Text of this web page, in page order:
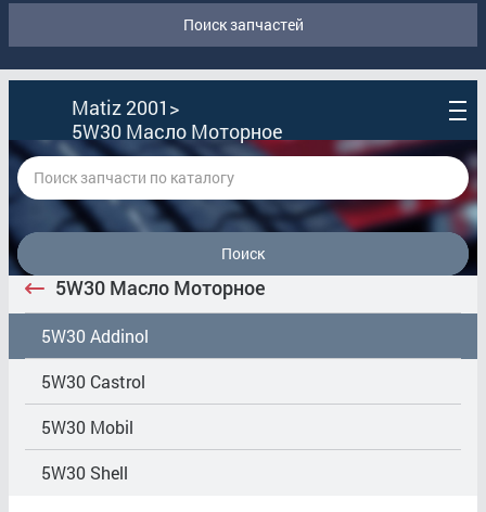
Поиск запчастей
Matiz 2001>
5W30 Масло Моторное
Поиск
5W30 Масло Моторное
5W30 Addinol
5W30 Castrol
5W30 Mobil
5W30 Shell